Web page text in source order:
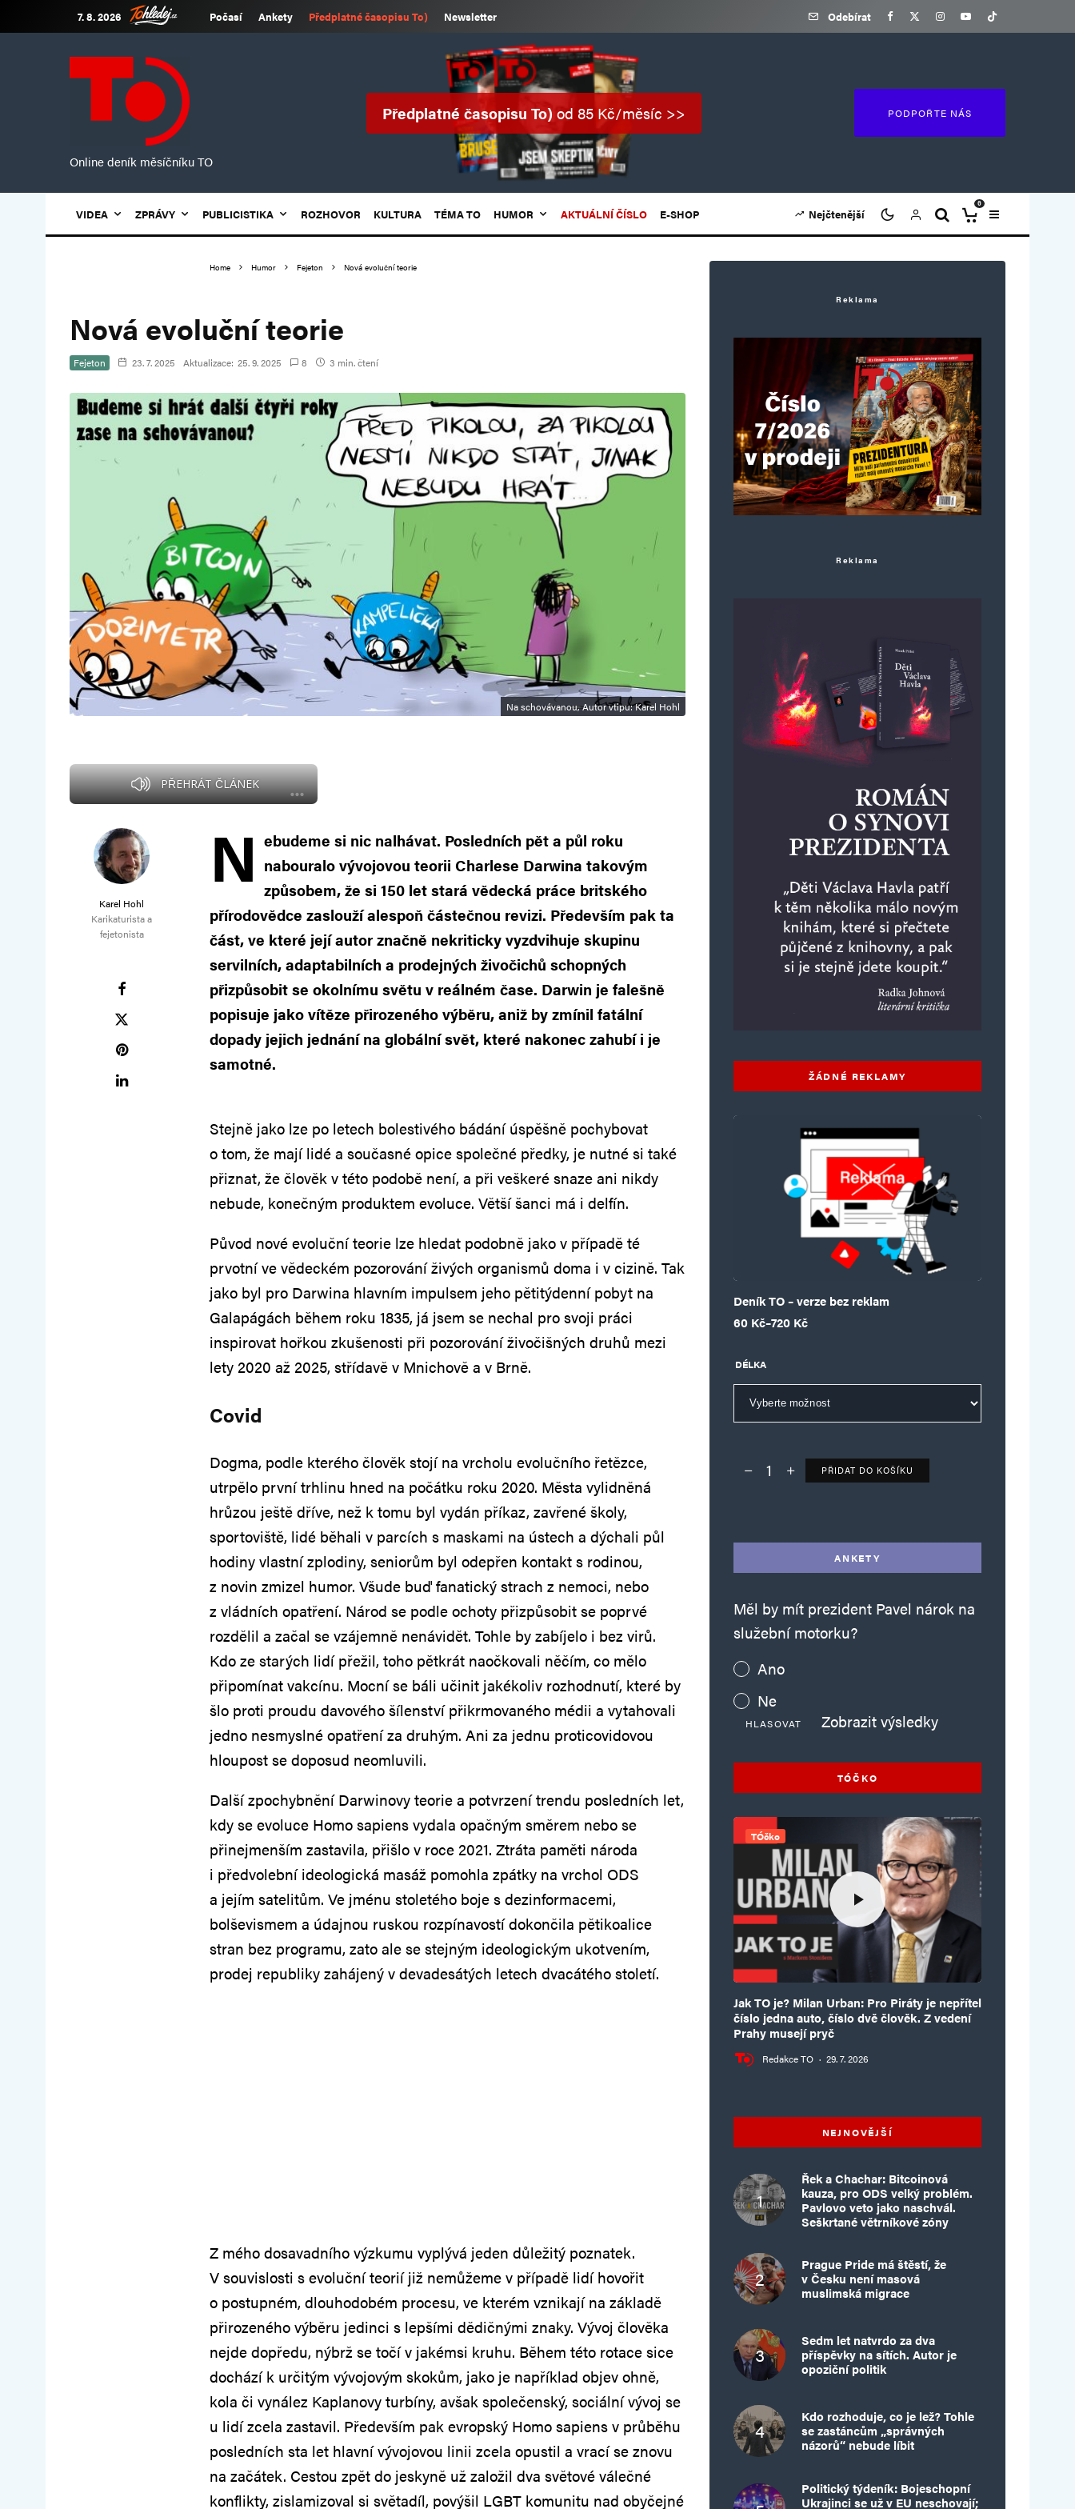
7. 8. 2026 Počasí Ankety Předplatné časopisu To) Newsletter Odebírat
Online deník měsíčníku TO
Předplatné časopisu To)od 85 Kč/měsíc >> PODPOŘTE NÁS
VIDEA ZPRÁVY PUBLICISTIKA ROZHOVOR KULTURA TÉMA TO HUMOR AKTUÁLNÍ ČÍSLO E-SHOP Nejčtenější
0
Home Humor Fejeton Nová evoluční teorie
Nová evoluční teorie
Fejeton 23. 7. 2025 Aktualizace: 25. 9. 2025 8 3 min. čtení
Na schovávanou, Autor vtipu: Karel Hohl
PŘEHRÁT ČLÁNEK
Karel Hohl
Karikaturista a
fejetonista
N ebudeme si nic nalhávat. Posledních pět a půl roku
nabouralo vývojovou teorii Charlese Darwina takovým
způsobem, že si 150 let stará vědecká práce britského
přírodovědce zaslouží alespoň částečnou revizi. Především pak ta
část, ve které její autor značně nekriticky vyzdvihuje skupinu
servilních, adaptabilních a prodejných živočichů schopných
přizpůsobit se okolnímu světu v reálném čase. Darwin je falešně
popisuje jako vítěze přirozeného výběru, aniž by zmínil fatální
dopady jejich jednání na globální svět, které nakonec zahubí i je
samotné.
Stejně jako lze po letech bolestivého bádání úspěšně pochybovat
o tom, že mají lidé a současné opice společné předky, je nutné si také
přiznat, že člověk v této podobě není, a při veškeré snaze ani nikdy
nebude, konečným produktem evoluce. Větší šanci má i delfín.
Původ nové evoluční teorie lze hledat podobně jako v případě té
prvotní ve vědeckém pozorování živých organismů doma i v cizině. Tak
jako byl pro Darwina hlavním impulsem jeho pětitýdenní pobyt na
Galapágách během roku 1835, já jsem se nechal pro svoji práci
inspirovat hořkou zkušenosti při pozorování živočišných druhů mezi
lety 2020 až 2025, střídavě v Mnichově a v Brně.
Covid
Dogma, podle kterého člověk stojí na vrcholu evolučního řetězce,
utrpělo první trhlinu hned na počátku roku 2020. Města vylidněná
hrůzou ještě dříve, než k tomu byl vydán příkaz, zavřené školy,
sportoviště, lidé běhali v parcích s maskami na ústech a dýchali půl
hodiny vlastní zplodiny, seniorům byl odepřen kontakt s rodinou,
z novin zmizel humor. Všude buď fanatický strach z nemoci, nebo
z vládních opatření. Národ se podle ochoty přizpůsobit se poprvé
rozdělil a začal se vzájemně nenávidět. Tohle by zabíjelo i bez virů.
Kdo ze starých lidí přežil, toho pětkrát naočkovali něčím, co mělo
připomínat vakcínu. Mocní se báli učinit jakékoliv rozhodnutí, které by
šlo proti proudu davového šílenství přikrmovaného médii a vytahovali
jedno nesmyslné opatření za druhým. Ani za jednu proticovidovou
hloupost se doposud neomluvili.
Další zpochybnění Darwinovy teorie a potvrzení trendu posledních let,
kdy se evoluce Homo sapiens vydala opačným směrem nebo se
přinejmenším zastavila, přišlo v roce 2021. Ztráta paměti národa
i předvolební ideologická masáž pomohla zpátky na vrchol ODS
a jejím satelitům. Ve jménu stoletého boje s dezinformacemi,
bolševismem a údajnou ruskou rozpínavostí dokončila pětikoalice
stran bez programu, zato ale se stejným ideologickým ukotvením,
prodej republiky zahájený v devadesátých letech dvacátého století.
Z mého dosavadního výzkumu vyplývá jeden důležitý poznatek.
V souvislosti s evoluční teorií již nemůžeme v případě lidí hovořit
o postupném, dlouhodobém procesu, ve kterém vznikají na základě
přirozeného výběru jedinci s lepšími dědičnými znaky. Vývoj člověka
nejde dopředu, nýbrž se točí v jakémsi kruhu. Během této rotace sice
dochází k určitým vývojovým skokům, jako je například objev ohně,
kola či vynález Kaplanovy turbíny, avšak společenský, sociální vývoj se
u lidí zcela zastavil. Především pak evropský Homo sapiens v průběhu
posledních sta let hlavní vývojovou linii zcela opustil a vrací se znovu
na začátek. Cestou zpět do jeskyně už založil dva světové válečné
konflikty, zislamizoval si světadíl, povýšil LGBT komunitu nad obyčejné
Reklama
Reklama
ŽÁDNÉ REKLAMY
Deník TO – verze bez reklam
60 Kč–720 Kč
Rozpětí cen: 60 Kč až 720 Kč
DÉLKA
Deník TO – verze bez reklam množství
PŘIDAT DO KOŠÍKU
ANKETY
Měl by mít prezident Pavel nárok na
služební motorku?
Ano
Ne
HLASOVAT Zobrazit výsledky
TÓČKO
TÓčko
Jak TO je? Milan Urban: Pro Piráty je nepřítel
číslo jedna auto, číslo dvě člověk. Z vedení
Prahy musejí pryč
Redakce TO · 29. 7. 2026
NEJNOVĚJŠÍ
Řek a Chachar: Bitcoinová
kauza, pro ODS velký problém.
Pavlovo veto jako naschvál.
Seškrtané větrníkové zóny
Prague Pride má štěstí, že
v Česku není masová
muslimská migrace
Sedm let natvrdo za dva
příspěvky na sítích. Autor je
opoziční politik
Kdo rozhoduje, co je lež? Tohle
se zastáncům „správných
názorů“ nebude líbit
Politický týdeník: Bojeschopní
Ukrajinci se už v EU neschovají;